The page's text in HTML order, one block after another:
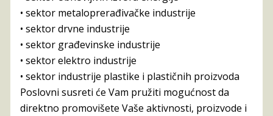
• sektor metaloprerađivačke industrije
• sektor drvne industrije
• sektor građevinske industrije
• sektor elektro industrije
• sektor industrije plastike i plastičnih proizvoda
Poslovni susreti će Vam pružiti mogućnost da
direktno promovišete Vaše aktivnosti, proizvode i